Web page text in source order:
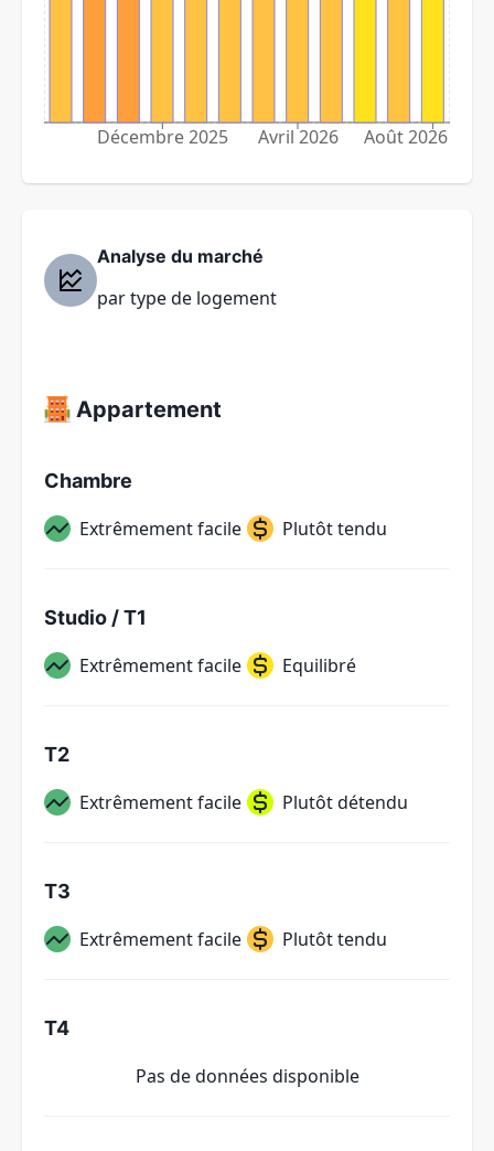
Décembre 2025 Avril 2026 Août 2026
Analyse du marché
par type de logement
Appartement
Chambre
Extrêmement facile Plutôt tendu
Studio / T1
Extrêmement facile Equilibré
T2
Extrêmement facile Plutôt détendu
T3
Extrêmement facile Plutôt tendu
T4
Pas de données disponible